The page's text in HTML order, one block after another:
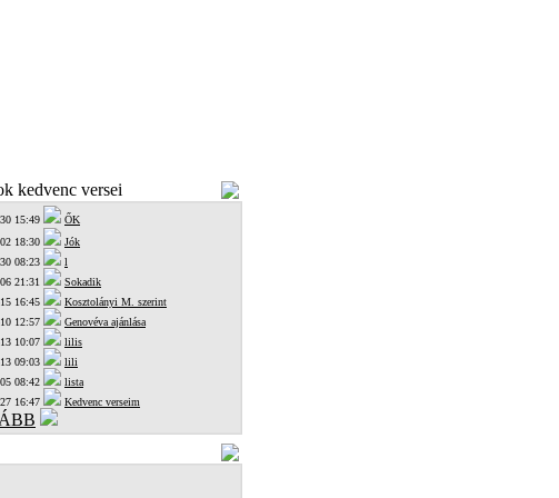
kedvenc versei
15:49
ŐK
18:30
Jók
08:23
l
21:31
Sokadik
16:45
Kosztolányi M. szerint
12:57
Genovéva ajánlása
10:07
lilis
09:03
lili
08:42
lista
16:47
Kedvenc verseim